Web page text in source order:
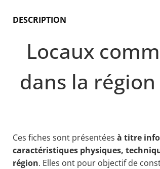
DESCRIPTION
Locaux
dans la
Ces fiches sont présentées à titre
caractéristiques physiques,
région. Elles ont pour objectif de